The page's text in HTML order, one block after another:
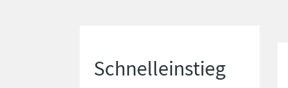
Schnelleinstieg